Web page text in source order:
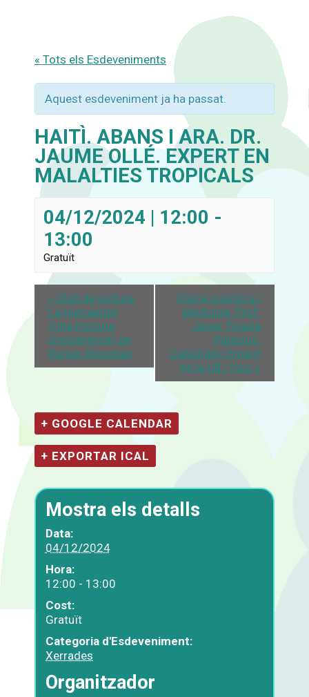
« Tots els Esdeveniments
Aquest esdeveniment ja ha passat.
HAITÌ. ABANS I ARA. DR.
JAUME OLLÉ. EXPERT EN
MALALTIES TROPICALS
04/12/2024 | 12:00 -
13:00
Gratuït
« Club de lectura.
La Humanitat
(Una història
d’esperança) de
Rutger Bregman
Física quàntica i
Medicina. Prof.
Javier Tejada
Palacios.
Catedràtic Emèrit
de la UB i físic »
+ GOOGLE CALENDAR
+ EXPORTAR ICAL
Mostra els detalls
Data:
04/12/2024
Hora:
12:00 - 13:00
Cost:
Gratuït
Categoria d'Esdeveniment:
Xerrades
Organitzador